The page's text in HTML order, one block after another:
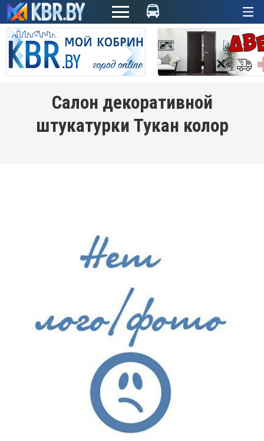
Салон декоративной
штукатурки Тукан колор